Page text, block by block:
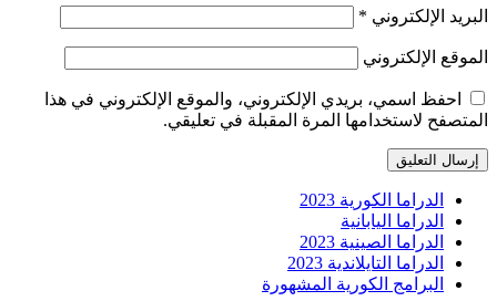
البريد الإلكتروني *
الموقع الإلكتروني
احفظ اسمي، بريدي الإلكتروني، والموقع الإلكتروني في هذا
المتصفح لاستخدامها المرة المقبلة في تعليقي.
الدراما الكورية 2023
الدراما اليابانية
الدراما الصينية 2023
الدراما التايلاندية 2023
البرامج الكورية المشهورة